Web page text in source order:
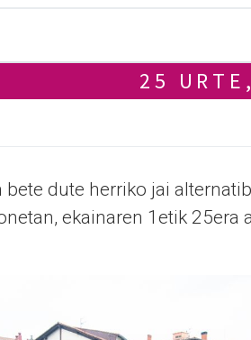
25
bete dute herriko jai
ekainaren 1etik 25era